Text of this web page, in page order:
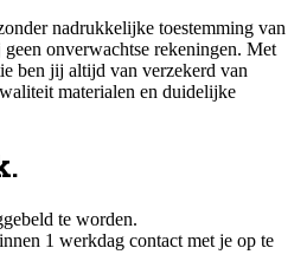
nadrukkelijke toestemming van
onverwachtse rekeningen. Met
ben jij altijd van verzekerd van
materialen en duidelijke
te worden.
1 werkdag contact met je op te